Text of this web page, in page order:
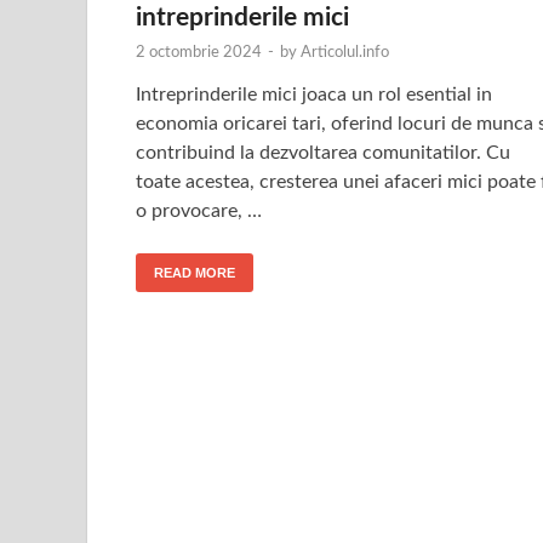
intreprinderile mici
2 octombrie 2024 - by Articolul.info
Intreprinderile mici joaca un rol esential in
economia oricarei tari, oferind locuri de munca
contribuind la dezvoltarea comunitatilor. Cu
toate acestea, cresterea unei afaceri mici poate
o provocare, …
READ MORE